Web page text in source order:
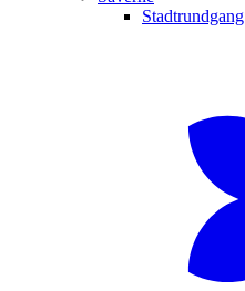
Stadtrundgang